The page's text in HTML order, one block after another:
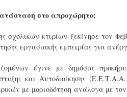
στο απροχώρητο;
κτιρίων ξεκίνησε τον
εργασιακής εμπειρίας για
έγινε με δημόσια
και Αυτοδιοίκησης
με μοριοδότηση ανάλογα με
Απολογισμός των
ελέγχων σε ιδιοκτήτες